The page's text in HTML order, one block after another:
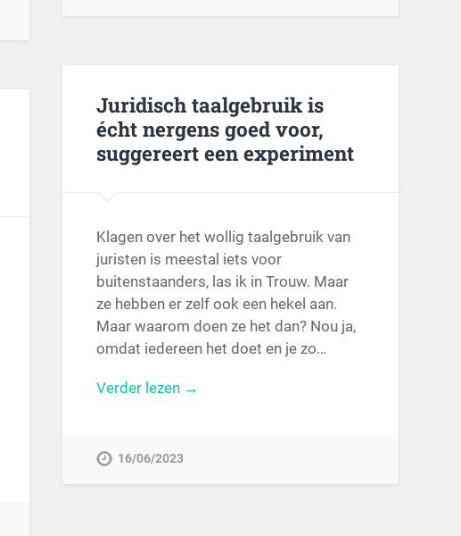
Juridisch taalgebruik is
écht nergens goed voor,
suggereert een experiment
Klagen over het wollig taalgebruik van
juristen is meestal iets voor
buitenstaanders, las ik in Trouw. Maar
ze hebben er zelf ook een hekel aan.
Maar waarom doen ze het dan? Nou ja,
omdat iedereen het doet en je zo…
Verder lezen →
16/06/2023